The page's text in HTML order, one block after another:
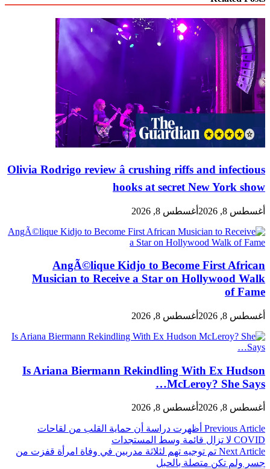
Olivia Rodrigo review â crushing riffs and infectious
hooks at secret New York show
أغسطس 8, 2026 أغسطس 8, 2026
AngÃ©lique Kidjo to Become First African
Musician to Receive a Star on Hollywood Walk
of Fame
أغسطس 8, 2026 أغسطس 8, 2026
Is Ariana Biermann Rekindling With Ex Hudson
McLeroy? She Says…
أغسطس 8, 2026 أغسطس 8, 2026
تصفّح
المقالات
Previous Article أظهرت دراسة أن حماية القلب من لقاحات
COVID لا تزال قائمة وسط المستجدات
Next Article تم توجيه تهم لثلاثة مدربين في وفاة امرأة قفزت من
جسر ولم تكن متصلة بالحبل